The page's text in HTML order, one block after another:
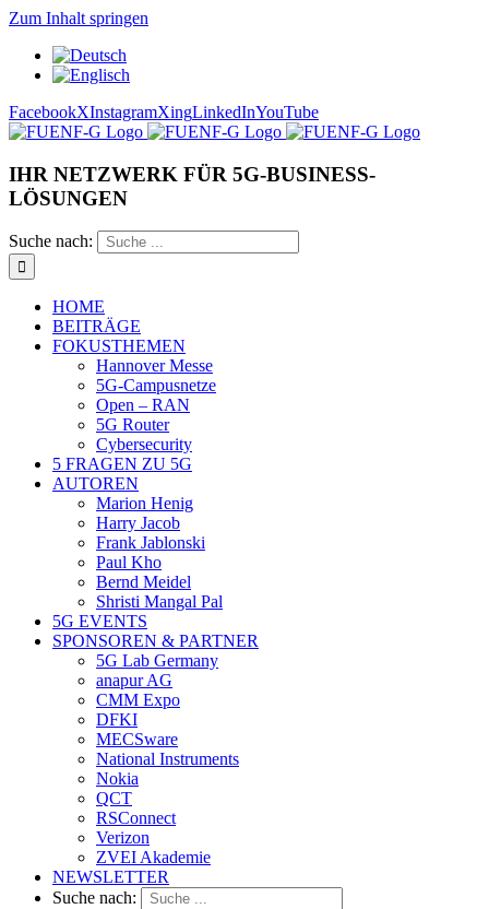
Zum Inhalt springen
FacebookXInstagramXingLinkedInYouTube
IHR NETZWERK FÜR 5G-BUSINESS-
LÖSUNGEN
Suche nach:
HOME
BEITRÄGE
FOKUSTHEMEN
Hannover Messe
5G-Campusnetze
Open – RAN
5G Router
Cybersecurity
5 FRAGEN ZU 5G
AUTOREN
Marion Henig
Harry Jacob
Frank Jablonski
Paul Kho
Bernd Meidel
Shristi Mangal Pal
5G EVENTS
SPONSOREN & PARTNER
5G Lab Germany
anapur AG
CMM Expo
DFKI
MECSware
National Instruments
Nokia
QCT
RSConnect
Verizon
ZVEI Akademie
NEWSLETTER
Suche nach: